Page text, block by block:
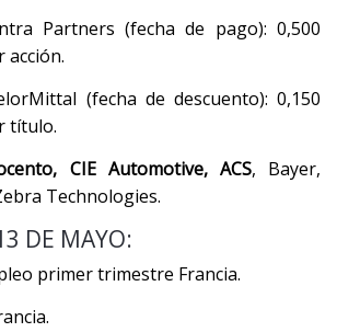
Partners (fecha de pago): 0,500
(fecha de descuento): 0,150
título.
CIE Automotive, ACS, Bayer,
Technologies.
DE MAYO:
primer trimestre Francia.